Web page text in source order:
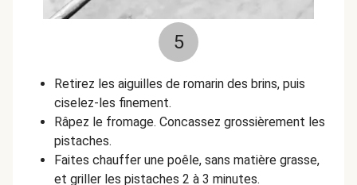
5
Retirez les aiguilles de romarin des brins, puis
ciselez-les finement.
Râpez le fromage. Concassez grossièrement les
pistaches.
Faites chauffer une poêle, sans matière grasse,
et griller les pistaches 2 à 3 minutes.